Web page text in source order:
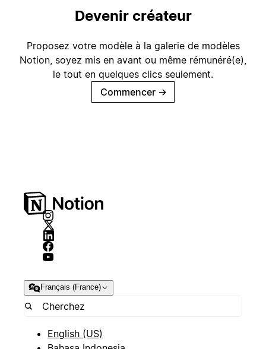
Devenir créateur
Proposez votre modèle à la galerie de modèles
Notion, soyez mis en avant ou même rémunéré(e),
le tout en quelques clics seulement.
Commencer →
Français (France)
English (US)